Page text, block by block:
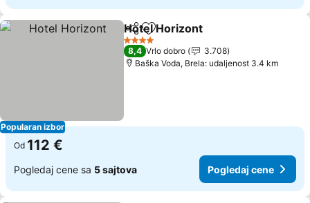
Popularan izbor
Deli Dodati u favorite
Hotel Horizont
4 Zvezdice
8,4 Vrlo dobro
3.708
Baška Voda, Brela: udaljenost 3.4 km
Od 112 €
Pogledaj cene sa 5 sajtova Pogledaj cene